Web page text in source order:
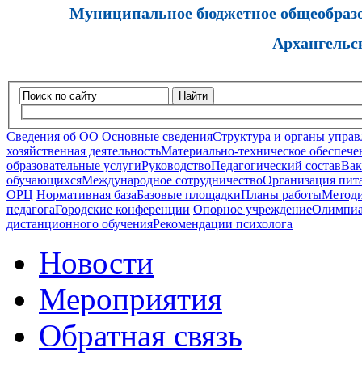
Муниципальное бюджетное
Найти
Сведения об ОО Основные сведенияСтруктура и органы
хозяйственная деятельностьМатериально-техническое
образовательные услугиРуководствоПедагогический состав
обучающихсяМеждународное сотрудничествоОрганизация
ОРЦ Нормативная базаБазовые площадкиПланы работы
педагогаГородские конференции Опорное учреждение
дистанционного обученияРекомендации психолога
Новости
Мероприятия
Обратная связь